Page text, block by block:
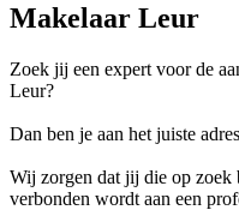
Makelaar Leur
Zoek jij een expert voor de
Leur?
Dan ben je aan het juiste
Wij zorgen dat jij die op zoek
verbonden wordt aan een